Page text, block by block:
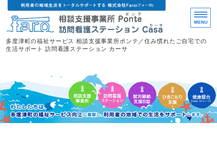
多度津町の福祉サービス 相談支援事業所ポンテ／住み慣れたご自宅での
生活サポート 訪問看護ステーション カーサ
相談支援事業所ポンテ
訪問看護ステーション カーサ